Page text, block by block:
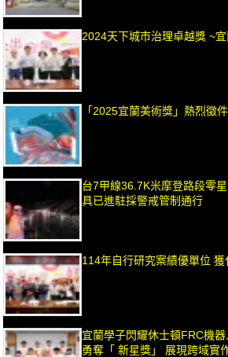
2024天下城市治理卓越獎 ~
「2025宜蘭美術獎」熱烈徵
台7甲線36.7K米摩登路段零
具已進駐採警戒管制通行
114年自行研究案績優單位
宜蘭學子閃耀休士頓FRC機
勇奪「 新星獎」 展現跨域實